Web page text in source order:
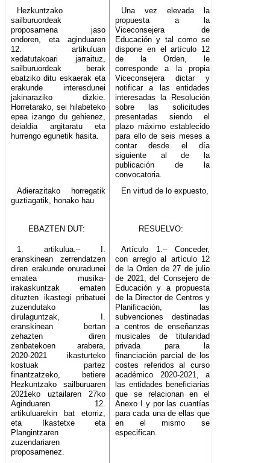
Hezkuntzako
sailburuordeak
proposamena jaso
ondoren, eta aginduaren
12. artikuluan
xedatutakoari jarraituz,
sailburuordeak berak
ebatziko ditu eskaerak eta
erakunde interesdunei
jakinaraziko dizkie.
Horretarako, sei hilabeteko
epea izango du gehienez,
deialdia argitaratu eta
hurrengo egunetik hasita.
Una vez elevada la
propuesta a la
Viceconsejera de
Educación y tal como se
dispone en el artículo 12
de la Orden, le
corresponde a la propia
Viceconsejera dictar y
notificar a las entidades
interesadas la Resolución
sobre las solicitudes
presentadas siendo el
plazo máximo establecido
para ello de seis meses a
contar desde el día
siguiente al de la
publicación de la
convocatoria.
Adierazitako horregatik
guztiagatik, honako hau
En virtud de lo expuesto,
EBAZTEN DUT: RESUELVO:
1. artikulua.– I.
eranskinean zerrendatzen
diren erakunde onuradunei
ematea musika-
irakaskuntzak ematen
dituzten ikastegi pribatuei
zuzendutako
dirulaguntzak, I.
eranskinean bertan
zehazten diren
zenbatekoen arabera,
2020-2021 ikasturteko
kostuak partez
finantzatzeko, betiere
Hezkuntzako sailburuaren
2021eko uztailaren 27ko
Aginduaren 12.
artikuluarekin bat etorriz,
eta Ikastetxe eta
Plangintzaren
zuzendariaren
proposamenez.
Artículo 1.– Conceder,
con arreglo al artículo 12
de la Orden de 27 de julio
de 2021, del Consejero de
Educación y a propuesta
de la Director de Centros y
Planificación, las
subvenciones destinadas
a centros de enseñanzas
musicales de titularidad
privada para la
financiación parcial de los
costes referidos al curso
académico 2020-2021, a
las entidades beneficiarias
que se relacionan en el
Anexo I y por las cuantías
para cada una de ellas que
en el mismo se
especifican.